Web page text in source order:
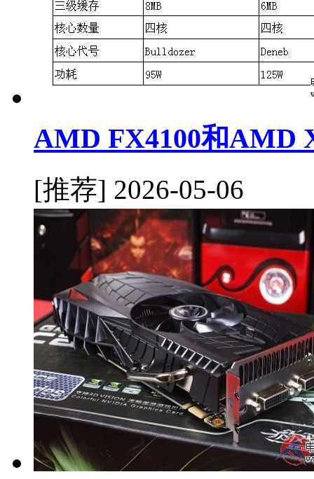
AMD FX4100和AMD
[推荐] 2026-05-06